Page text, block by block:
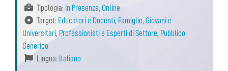
Tipologia: In Presenza, Online
Target: Educatori e Docenti, Famiglie, Giovani e
Universitari, Professionisti e Esperti di Settore, Pubblico
Generico
Lingua: Italiano